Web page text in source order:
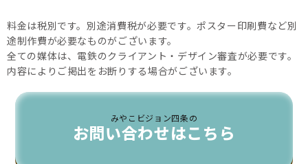
料金は税別です。別途消費税が必要です。ポスター印刷費など別
途制作費が必要なものがございます。
全ての媒体は、電鉄のクライアント・デザイン審査が必要です。
内容によりご掲出をお断りする場合がございます。
みやこビジョン四条の
お問い合わせはこちら